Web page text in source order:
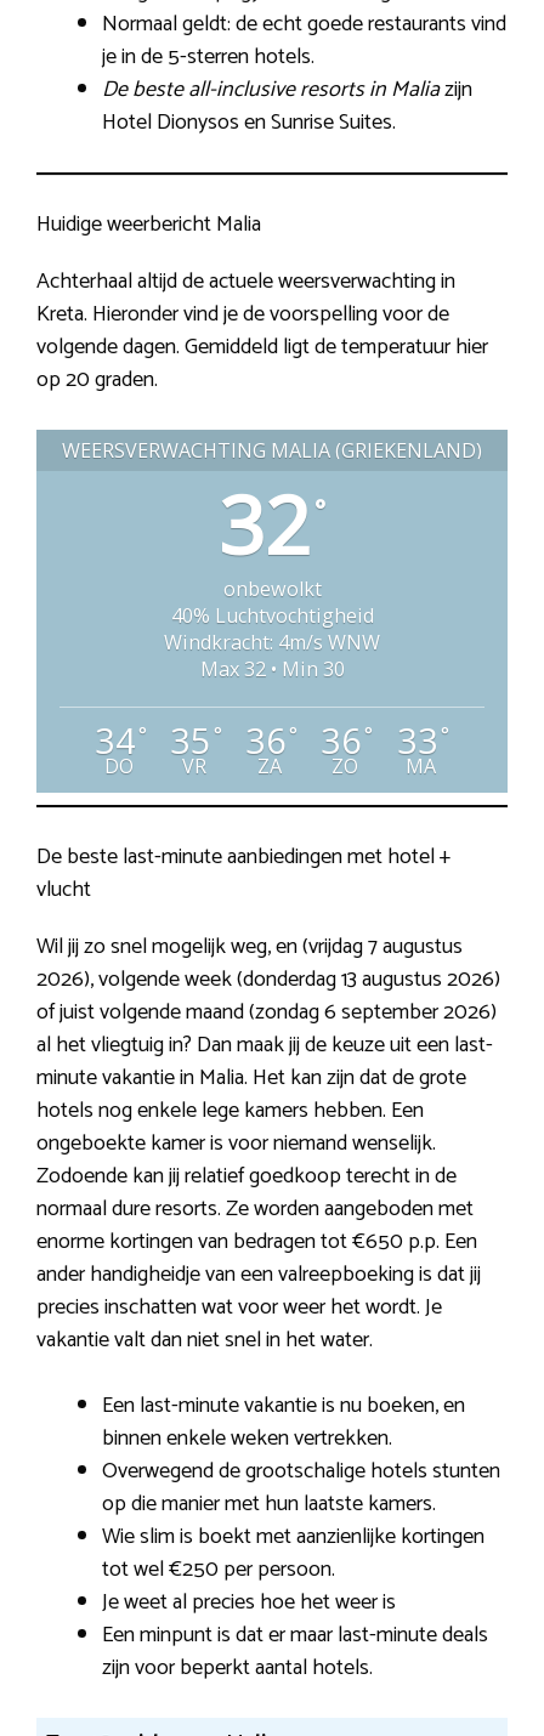
Normaal geldt: de echt goede restaurants vind
je in de 5-sterren hotels.
De beste all-inclusive resorts in Maliazijn
Hotel Dionysos en Sunrise Suites.
Huidige weerbericht Malia
Achterhaal altijd de actuele weersverwachting in
Kreta. Hieronder vind je de voorspelling voor de
volgende dagen. Gemiddeld ligt de temperatuur hier
op 20 graden.
WEERSVERWACHTING MALIA (GRIEKENLAND)
32°
onbewolkt
40% Luchtvochtigheid
Windkracht: 4m/s WNW
Max 32 • Min 30
34°
DO
35°
VR
36°
ZA
36°
ZO
33°
MA
De beste last-minute aanbiedingen met hotel +
vlucht
Wil jij zo snel mogelijk weg, en (vrijdag 7 augustus
2026), volgende week (donderdag 13 augustus 2026)
of juist volgende maand (zondag 6 september 2026)
al het vliegtuig in? Dan maak jij de keuze uit een last-
minute vakantie in Malia. Het kan zijn dat de grote
hotels nog enkele lege kamers hebben. Een
ongeboekte kamer is voor niemand wenselijk.
Zodoende kan jij relatief goedkoop terecht in de
normaal dure resorts. Ze worden aangeboden met
enorme kortingen van bedragen tot €650 p.p. Een
ander handigheidje van een valreepboeking is dat jij
precies inschatten wat voor weer het wordt. Je
vakantie valt dan niet snel in het water.
Een last-minute vakantie is nu boeken, en
binnen enkele weken vertrekken.
Overwegend de grootschalige hotels stunten
op die manier met hun laatste kamers.
Wie slim is boekt met aanzienlijke kortingen
tot wel €250 per persoon.
Je weet al precies hoe het weer is
Een minpunt is dat er maar last-minute deals
zijn voor beperkt aantal hotels.